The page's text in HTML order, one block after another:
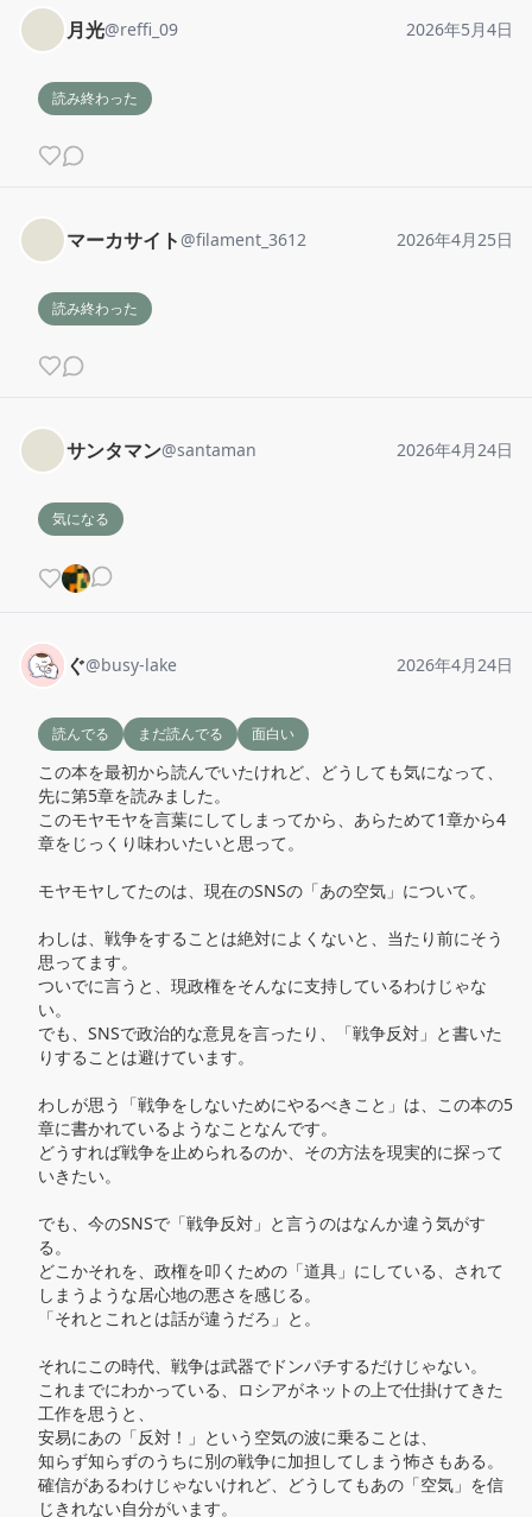
月光@reffi_09 2026年5月4日
読み終わった
マーカサイト @filament_3612 2026年4月25日
読み終わった
サンタマン@santaman 2026年4月24日
気になる
ぐ@busy-lake 2026年4月24日
読んでる まだ読んでる 面白い
この本を最初から読んでいたけれど、どうしても気になって、
先に第5章を読みました。
このモヤモヤを言葉にしてしまってから、あらためて1章から4
章をじっくり味わいたいと思って。
モヤモヤしてたのは、現在のSNSの「あの空気」について。
わしは、戦争をすることは絶対によくないと、当たり前にそう
思ってます。
ついでに言うと、現政権をそんなに支持しているわけじゃな
い。
でも、SNSで政治的な意見を言ったり、「戦争反対」と書いた
りすることは避けています。
わしが思う「戦争をしないためにやるべきこと」は、この本の5
章に書かれているようなことなんです。
どうすれば戦争を止められるのか、その方法を現実的に探って
いきたい。
でも、今のSNSで「戦争反対」と言うのはなんか違う気がす
る。
どこかそれを、政権を叩くための「道具」にしている、されて
しまうような居心地の悪さを感じる。
「それとこれとは話が違うだろ」と。
それにこの時代、戦争は武器でドンパチするだけじゃない。
これまでにわかっている、ロシアがネットの上で仕掛けてきた
工作を思うと、
安易にあの「反対！」という空気の波に乗ることは、
知らず知らずのうちに別の戦争に加担してしまう怖さもある。
確信があるわけじゃないけれど、どうしてもあの「空気」を信
じきれない自分がいます。